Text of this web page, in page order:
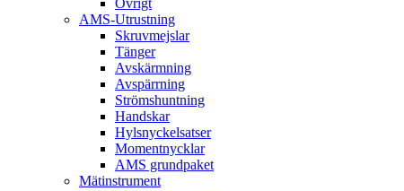
AMS-Utrustning
Skruvmejslar
Tänger
Avskärmning
Avspärrning
Strömshuntning
Handskar
Hylsnyckelsatser
Momentnycklar
AMS grundpaket
Mätinstrument